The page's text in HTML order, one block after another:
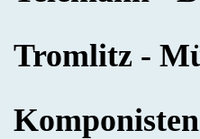
Tromlitz -